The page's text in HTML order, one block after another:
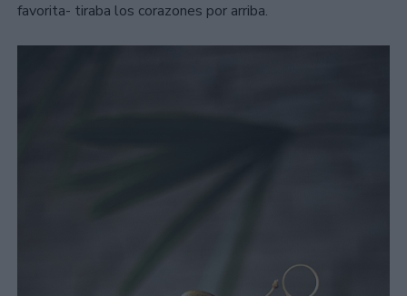
favorita- tiraba los corazones por arriba.